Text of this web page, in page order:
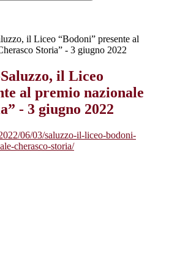
il Liceo “Bodoni” presente al
Storia” - 3 giugno 2022
il Liceo
al premio nazionale
- 3 giugno 2022
06/03/saluzzo-il-liceo-bodoni-
cherasco-storia/